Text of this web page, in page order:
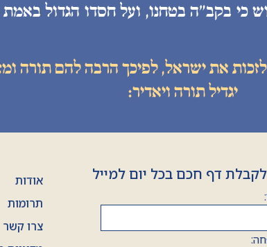
כי בקב״ה בטחנו, ועל חסדו הגדול באמת
את ישראל, לפיכך הרבה להם תורה
יגדיל תורה ויאדיר:
דף חכם בכל יום למייל
אודות
תרומות
צרו קשר